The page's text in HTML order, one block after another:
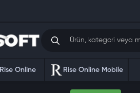
Rise Online Rise Online Mobile